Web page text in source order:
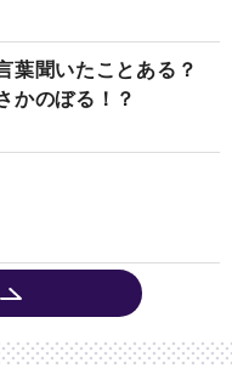
葉聞いたことある？
かのぼる！？